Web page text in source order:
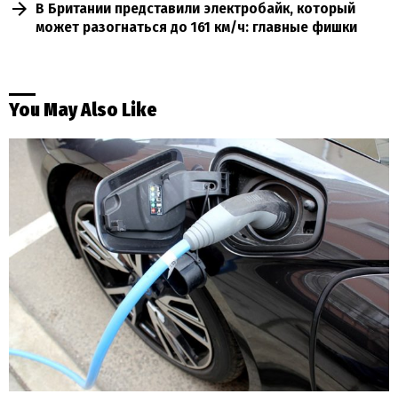
В Британии представили электробайк, который
может разогнаться до 161 км/ч: главные фишки
You May Also Like